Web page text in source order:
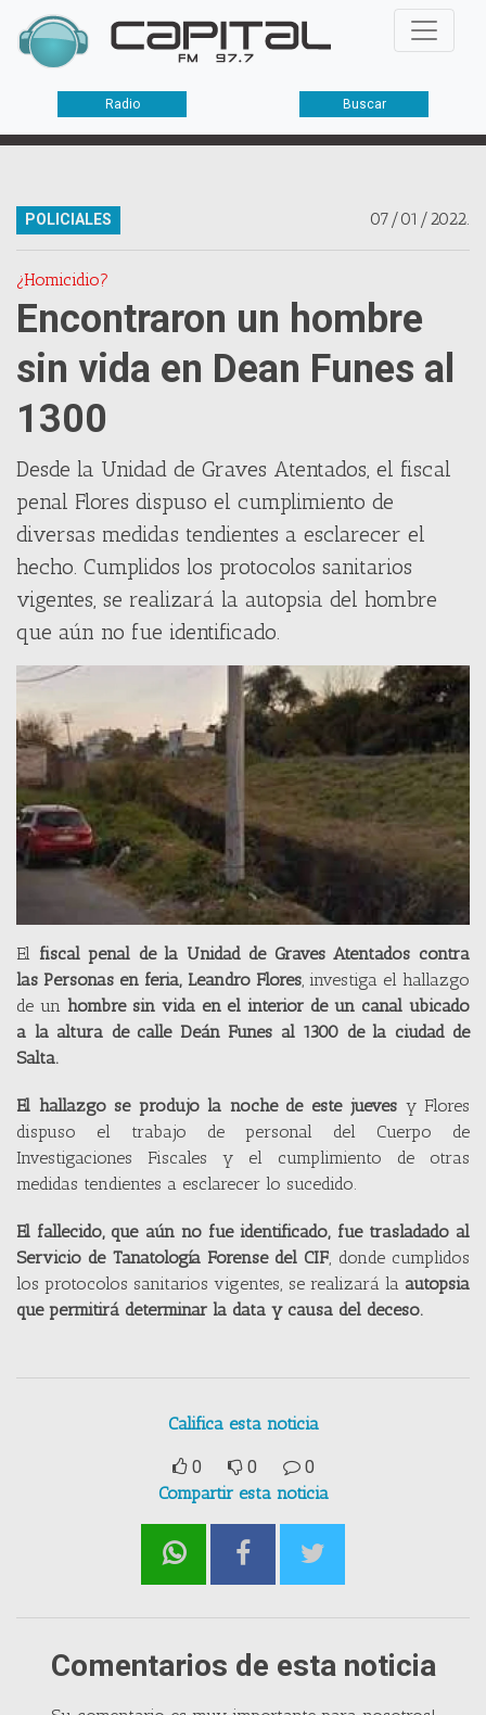
Radio Buscar
07/01/2022.
POLICIALES
¿Homicidio?
Encontraron un hombre
sin vida en Dean Funes al
1300
Desde la Unidad de Graves Atentados, el fiscal
penal Flores dispuso el cumplimiento de
diversas medidas tendientes a esclarecer el
hecho. Cumplidos los protocolos sanitarios
vigentes, se realizará la autopsia del hombre
que aún no fue identificado.
El fiscal penal de la Unidad de Graves Atentados contra
las Personas en feria, Leandro Flores, investiga el hallazgo
de un hombre sin vida en el interior de un canal ubicado
a la altura de calle Deán Funes al 1300 de la ciudad de
Salta.
El hallazgo se produjo la noche de este jueves y Flores
dispuso el trabajo de personal del Cuerpo de
Investigaciones Fiscales y el cumplimiento de otras
medidas tendientes a esclarecer lo sucedido.
El fallecido, que aún no fue identificado, fue trasladado al
Servicio de Tanatología Forense del CIF, donde cumplidos
los protocolos sanitarios vigentes, se realizará la autopsia
que permitirá determinar la data y causa del deceso.
Califica esta noticia
0 0
0
Compartir esta noticia
Comentarios de esta noticia